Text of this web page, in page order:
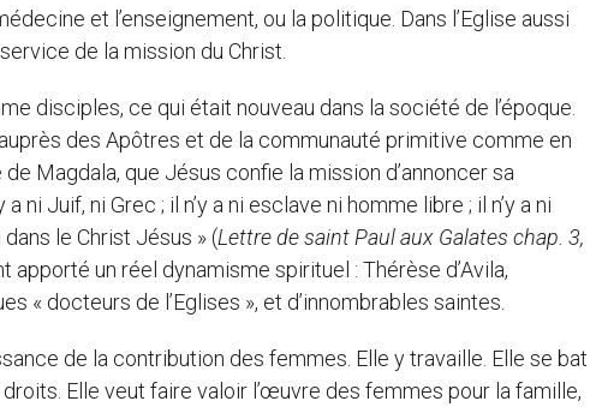
et l’enseignement, ou la politique. Dans l’Eglise aussi
de la mission du Christ.
disciples, ce qui était nouveau dans la société de l’époque.
des Apôtres et de la communauté primitive comme en
Magdala, que Jésus confie la mission d’annoncer sa
ni Juif, ni Grec ; il n’y a ni esclave ni homme libre ; il n’y a ni
le Christ Jésus » (Lettre de saint Paul aux Galates chap. 3,
apporté un réel dynamisme spirituel : Thérèse d’Avila,
« docteurs de l’Eglises », et d’innombrables saintes.
de la contribution des femmes. Elle y travaille. Elle se bat
Elle veut faire valoir l’œuvre des femmes pour la famille,